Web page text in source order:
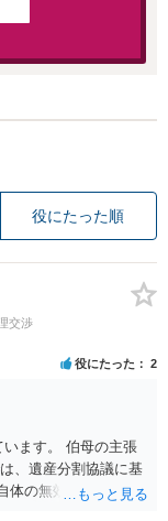
役にたった順
交渉
役にたった 2
ます。 伯母の主張
、遺産分割協議に基
体の無効を裁判所が